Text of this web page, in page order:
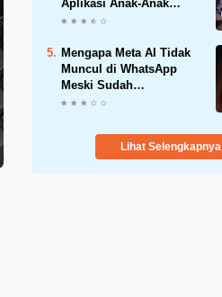
Aplikasi Anak-Anak
Indonesia 2025
Mengapa Meta AI Tidak
Muncul di WhatsApp
Meski Sudah
Diperbarui? Ini
Solusinya!
Lihat Selengkapnya